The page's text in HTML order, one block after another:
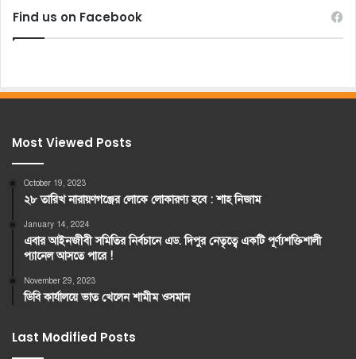
Find us on Facebook
Most Viewed Posts
October 19, 2023
২৮ তারিখ নারায়ণগঞ্জের লোকে লোকারণ্য হবে : শাহ নিজাম
January 14, 2024
এবার আইনজীবী সমিতির নির্বচানে এড. দিপুর নেতৃত্বে একটি পূর্ণ্যশক্তিশালী
প্যানেল আসতে পারে !
November 29, 2023
ডিবি কার্যালয়ে ভাত খেলেন শামীম ওসমান
Last Modified Posts